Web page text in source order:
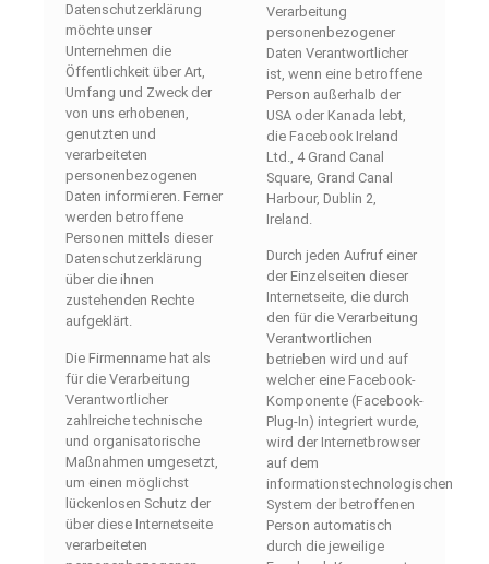
Datenschutzerklärung
möchte unser
Unternehmen die
Öffentlichkeit über Art,
Umfang und Zweck der
von uns erhobenen,
genutzten und
verarbeiteten
personenbezogenen
Daten informieren. Ferner
werden betroffene
Personen mittels dieser
Datenschutzerklärung
über die ihnen
zustehenden Rechte
aufgeklärt.
Die Firmenname hat als
für die Verarbeitung
Verantwortlicher
zahlreiche technische
und organisatorische
Maßnahmen umgesetzt,
um einen möglichst
lückenlosen Schutz der
über diese Internetseite
verarbeiteten
Verarbeitung
personenbezogener
Daten Verantwortlicher
ist, wenn eine betroffene
Person außerhalb der
USA oder Kanada lebt,
die Facebook Ireland
Ltd., 4 Grand Canal
Square, Grand Canal
Harbour, Dublin 2,
Ireland.
Durch jeden Aufruf einer
der Einzelseiten dieser
Internetseite, die durch
den für die Verarbeitung
Verantwortlichen
betrieben wird und auf
welcher eine Facebook-
Komponente (Facebook-
Plug-In) integriert wurde,
wird der Internetbrowser
auf dem
informationstechnologischen
System der betroffenen
Person automatisch
durch die jeweilige